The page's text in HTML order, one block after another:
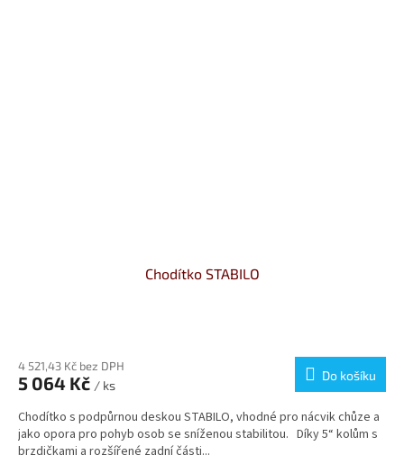
Chodítko STABILO
produktu
je
z
5
4 521,43 Kč bez DPH
5 064 Kč / ks
Do košíku
Chodítko s podpůrnou deskou STABILO, vhodné pro nácvik chůze a
jako opora pro pohyb osob se sníženou stabilitou. Díky 5“ kolům s